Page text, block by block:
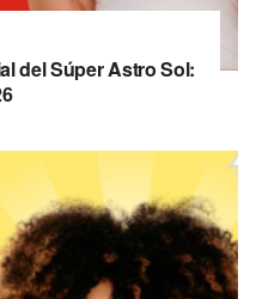
del Súper Astro Sol: